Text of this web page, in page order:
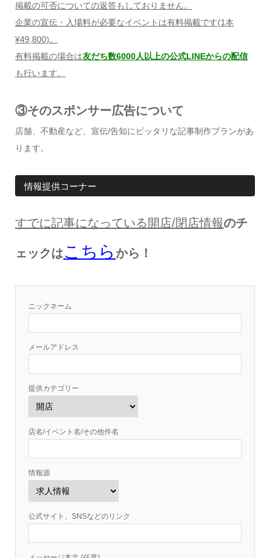
掲載の可否についての返答もしておりません。
企業の宣伝・入場料が必要なイベントは有料掲載です(1本
¥49,800)。
有料掲載の場合は友だち数6000人以上の公式LINEからの配信
も行います。
③そのスポンサー広告について
店舗、不動産など、宣伝/告知にピッタリな記事制作プランがあ
ります。
情報提供コーナー
すでに記事になっている開店/閉店情報のチ
ェックはこちら から！
ニックネーム
メールアドレス
提供カテゴリー
店名/イベント名/その他件名
情報源
公式サイト、SNSなどのリンク